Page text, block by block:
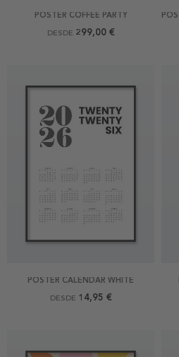
POSTER COFFEE PARTY
DESDE 299,00 €
POSTER CALENDAR WHITE
DESDE 14,95 €